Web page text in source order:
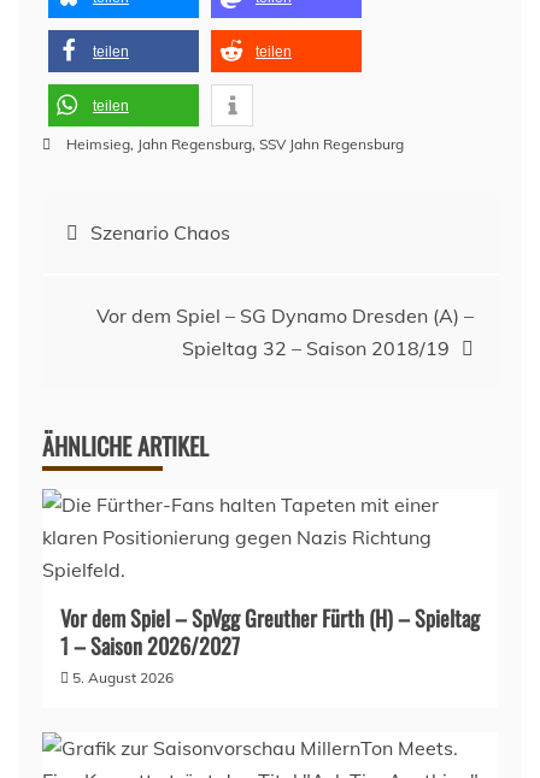
teilen teilen
teilen
Heimsieg, Jahn Regensburg, SSV Jahn Regensburg
Beitragsnavigation
Szenario Chaos
Vor dem Spiel – SG Dynamo Dresden (A) –
Spieltag 32 – Saison 2018/19
ÄHNLICHE ARTIKEL
Vor dem Spiel – SpVgg Greuther Fürth (H) – Spieltag
1 – Saison 2026/2027
5. August 2026